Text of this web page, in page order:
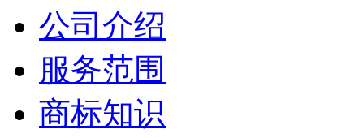
公司介绍
服务范围
商标知识